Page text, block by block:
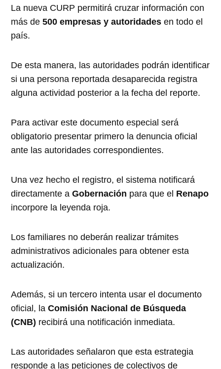
La nueva CURP permitirá cruzar información con
más de500 empresas y autoridades en todo el
país.
De esta manera, las autoridades podrán identificar
si una persona reportada desaparecida registra
alguna actividad posterior a la fecha del reporte.
Para activar este documento especial será
obligatorio presentar primero la denuncia oficial
ante las autoridades correspondientes.
Una vez hecho el registro, el sistema notificará
directamente aGobernación para que el Renapo
incorpore la leyenda roja.
Los familiares no deberán realizar trámites
administrativos adicionales para obtener esta
actualización.
Además, si un tercero intenta usar el documento
oficial, laComisión Nacional de Búsqueda
(CNB) recibirá una notificación inmediata.
Las autoridades señalaron que esta estrategia
responde a las peticiones de colectivos de